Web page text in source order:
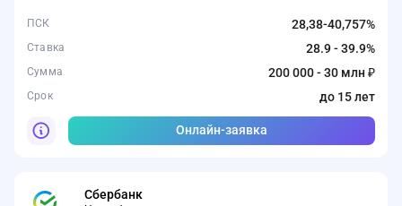
ПСК 28,38-40,757%
Ставка 28.9 - 39.9%
Сумма 200 000 - 30 млн ₽
Срок до 15 лет
Онлайн-заявка
Сбербанк